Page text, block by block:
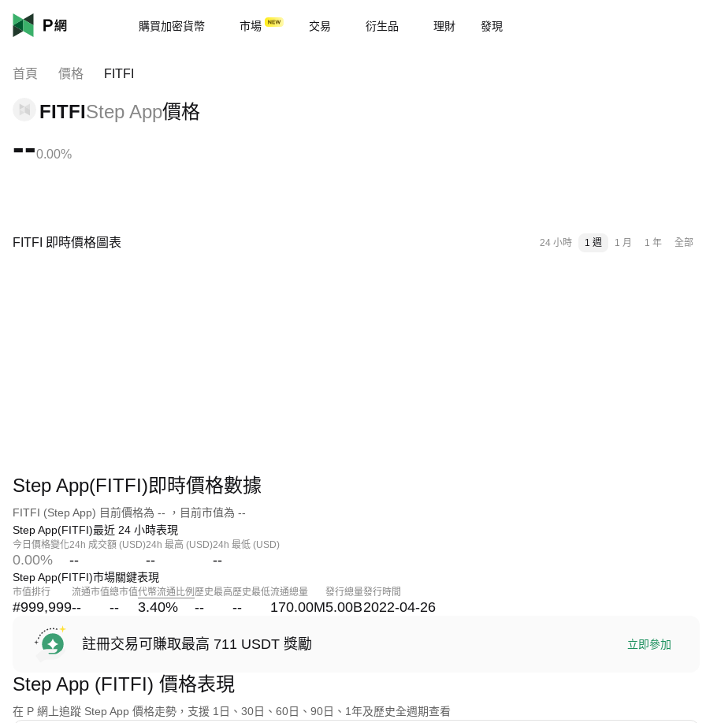
購買加密貨幣 市場 交易 衍生品 理財 發現
首頁 價格 FITFI
FITFIStep App價格
--0.00%
FITFI 即時價格圖表 24 小時 1 週 1 月 1 年 全部
Step App(FITFI)即時價格數據
FITFI (Step App) 目前價格為 -- ，目前市值為 --
Step App(FITFI)最近 24 小時表現
今日價格變化
0.00%
24h 成交額 (USD)
--
24h 最高 (USD)
--
24h 最低 (USD)
--
Step App(FITFI)市場關鍵表現
市值排行
#999,999
流通市值
--
總市值
--
代幣流通比例
3.40%
歷史最高
--
歷史最低
--
流通總量
170.00M
發行總量
5.00B
發行時間
2022-04-26
註冊交易可賺取最高 711 USDT 獎勵 立即參加
Step App (FITFI) 價格表現
在 P 網上追蹤 Step App 價格走勢，支援 1日、30日、60日、90日、1年及歷史全週期查看